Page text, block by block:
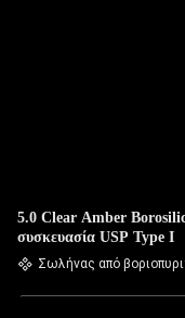
5.0 Clear Amber
συσκευασία USP Type I
Σωλήνας από